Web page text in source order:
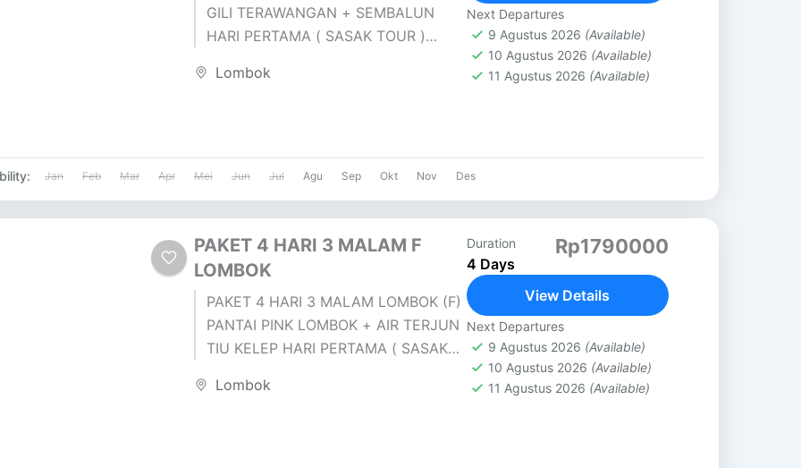
GILI TERAWANGAN + SEMBALUN
HARI PERTAMA ( SASAK TOUR )
tenun lombok, di...
Lombok
Next Departures
9 Agustus 2026 (Available)
10 Agustus 2026 (Available)
11 Agustus 2026 (Available)
Jan Feb Mar Apr Mei Jun Jul Agu Sep Okt Nov Des
PAKET 4 HARI 3 MALAM F
LOMBOK
PAKET 4 HARI 3 MALAM LOMBOK (F)
PANTAI PINK LOMBOK + AIR TERJUN
TIU KELEP HARI PERTAMA ( SASAK
Lombok
Duration
4 Days
Rp1790000
View Details
Next Departures
9 Agustus 2026 (Available)
10 Agustus 2026 (Available)
11 Agustus 2026 (Available)